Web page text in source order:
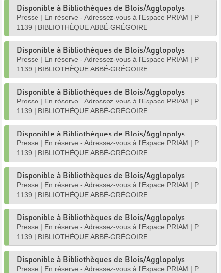
Disponible à Bibliothèques de Blois/Agglopolys
Presse | En réserve - Adressez-vous à l'Espace PRIAM | P
1139 | BIBLIOTHÈQUE ABBÉ-GRÉGOIRE
Disponible à Bibliothèques de Blois/Agglopolys
Presse | En réserve - Adressez-vous à l'Espace PRIAM | P
1139 | BIBLIOTHÈQUE ABBÉ-GRÉGOIRE
Disponible à Bibliothèques de Blois/Agglopolys
Presse | En réserve - Adressez-vous à l'Espace PRIAM | P
1139 | BIBLIOTHÈQUE ABBÉ-GRÉGOIRE
Disponible à Bibliothèques de Blois/Agglopolys
Presse | En réserve - Adressez-vous à l'Espace PRIAM | P
1139 | BIBLIOTHÈQUE ABBÉ-GRÉGOIRE
Disponible à Bibliothèques de Blois/Agglopolys
Presse | En réserve - Adressez-vous à l'Espace PRIAM | P
1139 | BIBLIOTHÈQUE ABBÉ-GRÉGOIRE
Disponible à Bibliothèques de Blois/Agglopolys
Presse | En réserve - Adressez-vous à l'Espace PRIAM | P
1139 | BIBLIOTHÈQUE ABBÉ-GRÉGOIRE
Disponible à Bibliothèques de Blois/Agglopolys
Presse | En réserve - Adressez-vous à l'Espace PRIAM | P